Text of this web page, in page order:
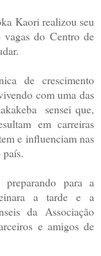
Kaori realizou seu
vagas do Centro de
de crescimento
com uma das
sensei que,
em carreiras
e influenciam nas
para a
a tarde e a
da Associação
e amigos de